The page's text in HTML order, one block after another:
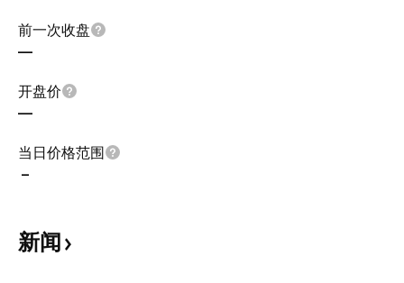
前一次收盘
—
开盘价
—
当日价格范围
–
新闻